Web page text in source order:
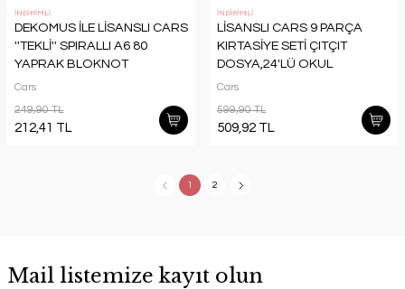
İNDİRİMLİ
DEKOMUS İLE LİSANSLI CARS
''TEKLİ'' SPIRALLI A6 80
YAPRAK BLOKNOT
Cars
249,90 TL
212,41 TL
İNDİRİMLİ
LİSANSLI CARS 9 PARÇA
KIRTASİYE SETİ ÇITÇIT
DOSYA,24'LÜ OKUL
ETİKETİ,BLOKNOT, 3 ADET
KALEM,KALEMTRAŞ VE SİLGİ
Cars
599,90 TL
509,92 TL
1 2
Mail listemize kayıt olun